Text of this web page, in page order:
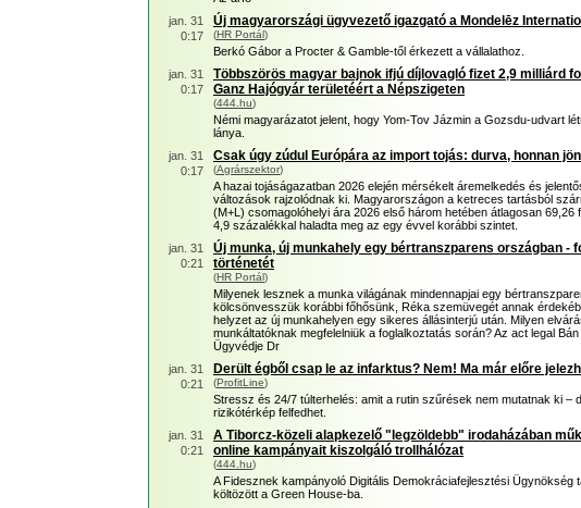
jan. 31
0:17
Új magyarországi ügyvezető igazgató a Mondelēz
(HR Portál)
Berkó Gábor a Procter & Gamble-től érkezett a vállalathoz.
jan. 31
0:17
Többszörös magyar bajnok ifjú díjlovagló fizet 2,9 milliárd
Ganz Hajógyár területéért a Népszigeten
(444.hu)
Némi magyarázatot jelent, hogy Yom-Tov Jázmin a Gozsdu-udvart
lánya.
jan. 31
0:17
Csak úgy zúdul Európára az import tojás: durva, honnan
(Agrárszektor)
A hazai tojáságazatban 2026 elején mérsékelt áremelkedés és
változások rajzolódnak ki. Magyarországon a ketreces tartásból
(M+L) csomagolóhelyi ára 2026 első három hetében átlagosan 69,26
4,9 százalékkal haladta meg az egy évvel korábbi szintet.
jan. 31
0:21
Új munka, új munkahely egy bértranszparens országban -
történetét
(HR Portál)
Milyenek lesznek a munka világának mindennapjai egy
kölcsönvesszük korábbi főhősünk, Réka szemüvegét annak
helyzet az új munkahelyen egy sikeres állásinterjú után. Milyen
munkáltatóknak megfelelniük a foglalkoztatás során? Az act legal
Ügyvédje Dr
jan. 31
0:21
Derült égből csap le az infarktus? Nem! Ma már előre
(ProfitLine)
Stressz és 24/7 túlterhelés: amit a rutin szűrések nem mutatnak ki –
rizikótérkép felfedhet.
jan. 31
0:21
A Tiborcz-közeli alapkezelő "legzöldebb" irodaházában
online kampányait kiszolgáló trollhálózat
(444.hu)
A Fidesznek kampányoló Digitális Demokráciafejlesztési Ügynökség
költözött a Green House-ba.